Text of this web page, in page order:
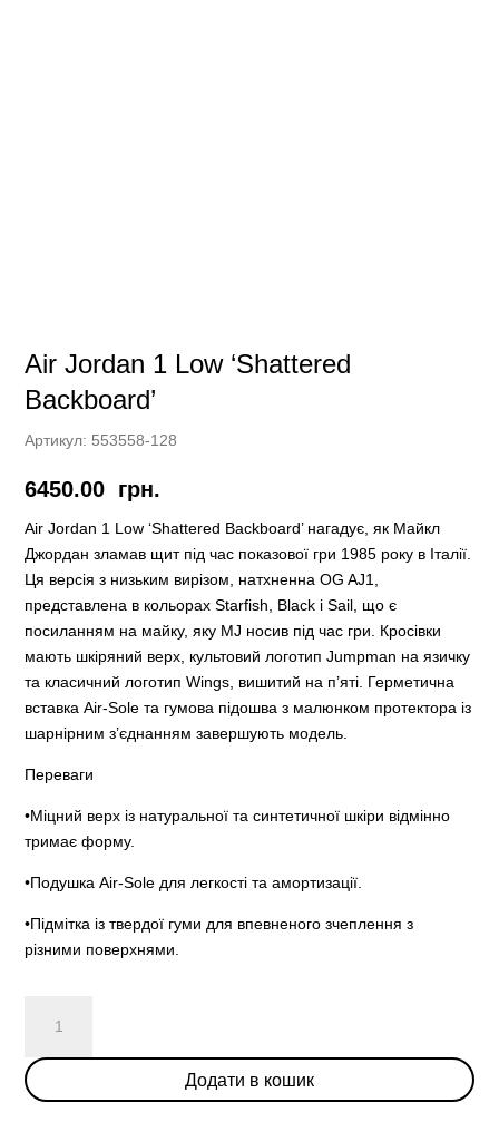
Air Jordan 1 Low ‘Shattered
Backboard’
Артикул: 553558-128
6450.00 грн.
Air Jordan 1 Low ‘Shattered Backboard’ нагадує, як Майкл
Джордан зламав щит під час показової гри 1985 року в Італії.
Ця версія з низьким вирізом, натхненна OG AJ1,
представлена в кольорах Starfish, Black і Sail, що є
посиланням на майку, яку MJ носив під час гри. Кросівки
мають шкіряний верх, культовий логотип Jumpman на язичку
та класичний логотип Wings, вишитий на п’яті. Герметична
вставка Air-Sole та гумова підошва з малюнком протектора із
шарнірним з’єднанням завершують модель.
Переваги
•Міцний верх із натуральної та синтетичної шкіри відмінно
тримає форму.
•Подушка Air-Sole для легкості та амортизації.
•Підмітка із твердої гуми для впевненого зчеплення з
різними поверхнями.
Jordan
1
Low
Додати в кошик